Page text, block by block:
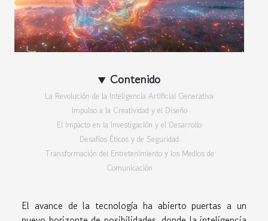
Contenido
La Revolución de la Inteligencia Artificial Generativa
Impulso a la Creatividad y el Diseño
El Impacto en la Investigación y el Desarrollo
Desafíos Éticos y de Seguridad
Transformación del Entretenimiento y los Medios de
Comunicación
El avance de la tecnología ha abierto puertas a un